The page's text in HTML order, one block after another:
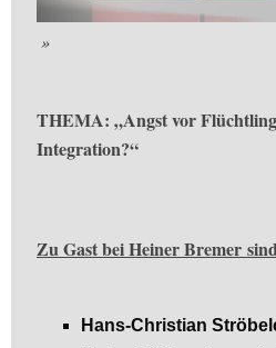
THEMA: „Angst vor
Integration?“
Zu Gast bei Heiner Bremer
Hans-Christian